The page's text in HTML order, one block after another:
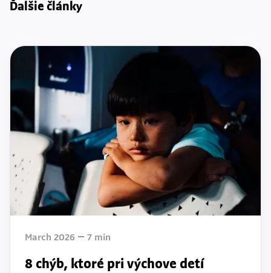
Ďalšie články
March 2026 7 min
8 chýb, ktoré pri výchove detí